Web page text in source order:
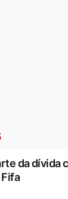
da dívida